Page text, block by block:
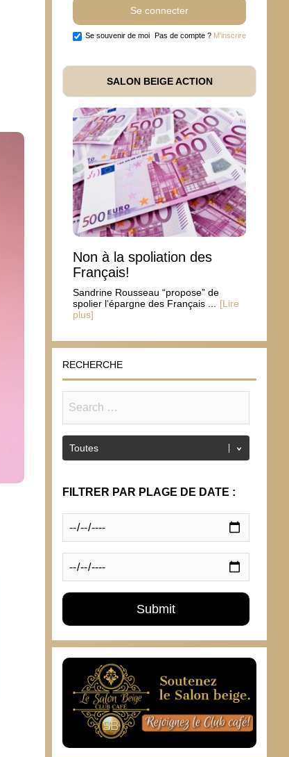
Se souvenir de moi Pas de compte ? M'inscrire
SALON BEIGE ACTION
Non à la spoliation des
Français!
Sandrine Rousseau “propose” de
spolier l’épargne des Français ...
[Lire
plus]
RECHERCHE
FILTRER PAR PLAGE DE DATE :